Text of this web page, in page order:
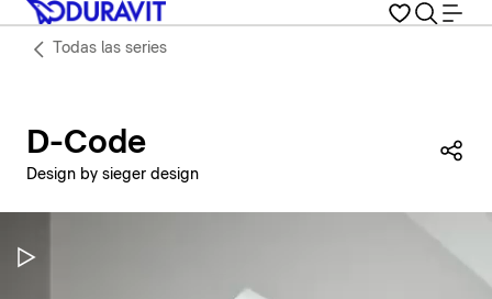
Todas las series
D-Code
Design by sieger design
Pausar vídeo